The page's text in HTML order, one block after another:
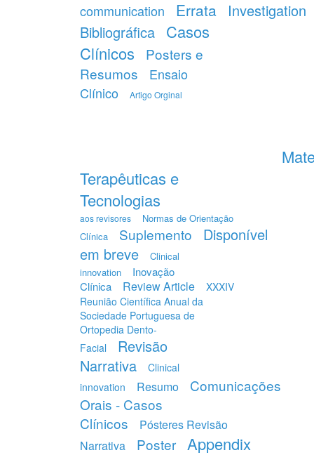
communication
Errata
Investigation
Bibliográfica Casos
Clínicos
Posters e
Resumos
Ensaio
Clínico
Artigo Orginal
Terapêuticas e
Tecnologias
aos revisores
Normas de Orientação
Clínica
Suplemento
Disponível
em breve
Clinical
innovation
Inovação
Clínica
Review Article
XXXIV
Reunião Científica Anual da
Sociedade Portuguesa de
Ortopedia Dento-
Facial
Revisão
Narrativa
Clinical
innovation
Resumo
Comunicações
Orais - Casos
Clínicos
Pósteres Revisão
Narrativa
Poster Appendix